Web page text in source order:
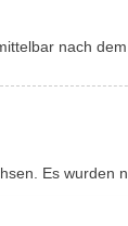
nach
Es